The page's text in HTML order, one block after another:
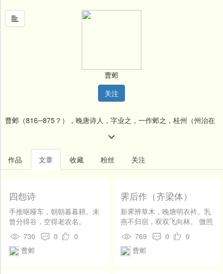
文
名
人
新
开
发
社
区
曹邺
关注
曹邺（816─875？），晚唐诗人，字业之，一作邺之，桂州（州治在
今广西桂林）人。举进士，屡试不第，作《四怨三愁五情诗》，为舍
人韦悫所悉，极力向礼部侍郎裴休加以推荐，这样，曹邺便于唐宣宗
大中四年（850）登进士第，初为天平节度府幕僚，咸通二年至六年
间（861─865）任太常博士，后以祠部郎中出为洋州（现在陕西省洋
县）刺史。又入朝为吏部郎中，后免官归里。与刘驾、李频、郑谷等
友善。曹邺诗工五古，文笔简洁洗炼，意深情烈，语言质朴通俗，善
采民间口语入诗，在唐诗中独树一帜，颇有影响。《全唐诗》录存其
作品 文章 收藏 粉丝 关注
四怨诗
手推呕哑车，朝朝暮暮耕。未
曾分得谷，空得老农名。
730
0
0
曹邺
霁后作（齐梁体）
新霁辨草木，晚塘明衣衿。乳
燕不归宿，双双飞向林。 微照
露花影，轻云浮麦阴。无人可
招隐，尽日登山吟。
769 0
0
曹邺